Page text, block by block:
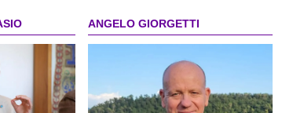
ANGELO GIORGETTI